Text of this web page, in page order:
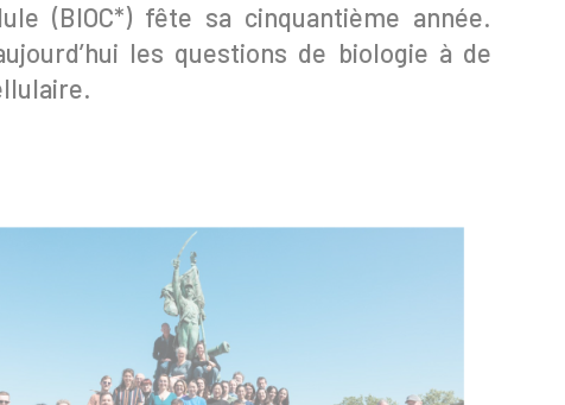
(BIOC*) fête sa cinquantième année.
les questions de biologie à de